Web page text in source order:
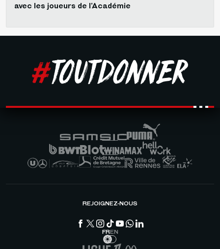
avec les joueurs de l’Académie
REJOIGNEZ-NOUS
FREN